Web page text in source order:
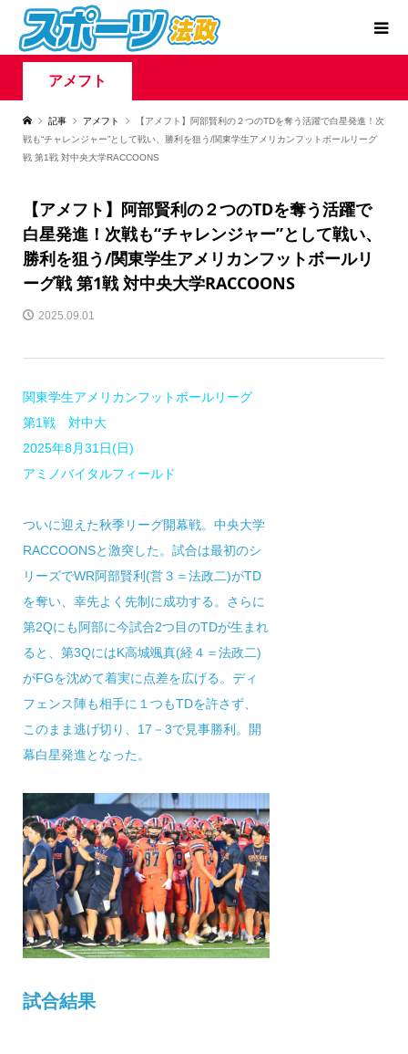
アメフト
記事 アメフト
【アメフト】阿部賢利の２つのTDを奪う活躍で白星発進！次
戦も“チャレンジャー”として戦い、勝利を狙う/関東学生アメリカンフットボールリーグ
戦 第1戦 対中央大学RACCOONS
【アメフト】阿部賢利の２つのTDを奪う活躍で
白星発進！次戦も“チャレンジャー”として戦い、
勝利を狙う/関東学生アメリカンフットボールリ
ーグ戦 第1戦 対中央大学RACCOONS
2025.09.01
関東学生アメリカンフットボールリーグ
第1戦 対中大
2025年8月31日(日)
アミノバイタルフィールド
ついに迎えた秋季リーグ開幕戦。中央大学
RACCOONSと激突した。試合は最初のシ
リーズでWR阿部賢利(営３＝法政二)がTD
を奪い、幸先よく先制に成功する。さらに
第2Qにも阿部に今試合2つ目のTDが生まれ
ると、第3QにはK高城颯真(経４＝法政二)
がFGを沈めて着実に点差を広げる。ディ
フェンス陣も相手に１つもTDを許さず、
このまま逃げ切り、17－3で見事勝利。開
幕白星発進となった。
試合結果